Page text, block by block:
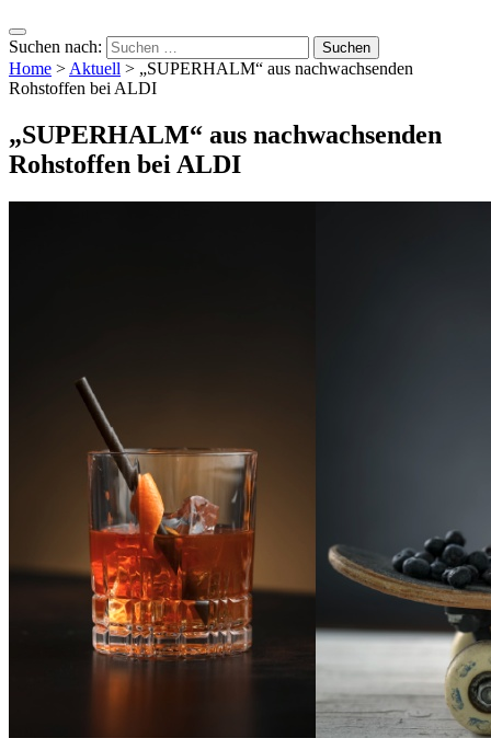
Suchen nach:
Home >Aktuell > „SUPERHALM“ aus nachwachsenden
Rohstoffen bei ALDI
„SUPERHALM“ aus nachwachsenden
Rohstoffen bei ALDI